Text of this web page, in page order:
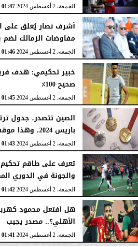
الجمعة، 2 أغسطس 2024 01:47 صـ
أشرف نصار يُعلق على
مفاوضات الزمالك لضم
الجمعة، 2 أغسطس 2024 01:46 صـ
خبير تحكيمي: هدف
صحيح 100٪
الجمعة، 2 أغسطس 2024 01:45 صـ
الصين تتصدر، جدول
باريس 2024، وهذا موقف الدول العربية
الجمعة، 2 أغسطس 2024 01:43 صـ
تعرف على طاقم تحكيم
والجونة في الدوري
الجمعة، 2 أغسطس 2024 01:42 صـ
هل افتعل محمود
الأهلي؟.. مصدر يجيب
الجمعة، 2 أغسطس 2024 01:41 صـ